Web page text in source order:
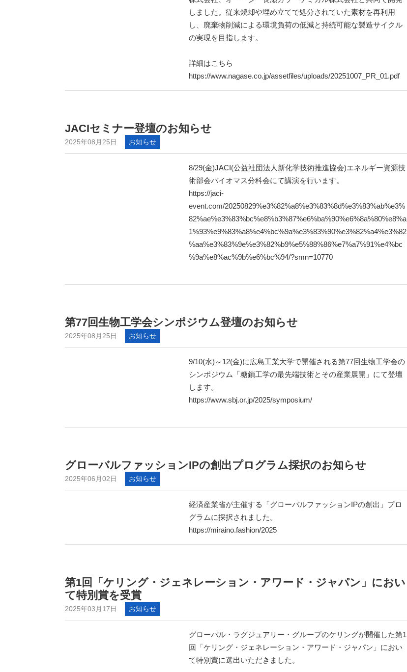
しました。従来焼却や埋め立てで処分されていた素材を再利用
し、廃棄物削減による環境負荷の低減と持続可能な製造サイクル
の実現を目指します。
詳細はこちら
https://www.nagase.co.jp/assetfiles/uploads/20251007_PR_01.pdf
JACIセミナー登壇のお知らせ
2025年08月25日 お知らせ
8/29(金)JACI(公益社団法人新化学技術推進協会)エネルギー資源技
術部会バイオマス分科会にて講演を行います。
https://jaci-
event.com/20250829%e3%82%a8%e3%83%8d%e3%83%ab%e3%
82%ae%e3%83%bc%e8%b3%87%e6%ba%90%e6%8a%80%e8%a
1%93%e9%83%a8%e4%bc%9a%e3%83%90%e3%82%a4%e3%82
%aa%e3%83%9e%e3%82%b9%e5%88%86%e7%a7%91%e4%bc
%9a%e8%ac%9b%e6%bc%94/?smn=10770
第77回生物工学会シンポジウム登壇のお知らせ
2025年08月25日 お知らせ
9/10(水)～12(金)に広島工業大学で開催される第77回生物工学会の
シンポジウム「糖鎖工学の最先端技術とその産業展開」にて登壇
します。
https://www.sbj.or.jp/2025/symposium/
グローバルファッションIPの創出プログラム採択のお知らせ
2025年06月02日 お知らせ
経済産業省が主催する「グローバルファッションIPの創出」プロ
グラムに採択されました。
https://miraino.fashion/2025
第1回「ケリング・ジェネレーション・アワード・ジャパン」におい
て特別賞を受賞
2025年03月17日 お知らせ
グローバル・ラグジュアリー・グループのケリングが開催した第1
回「ケリング・ジェネレーション・アワード・ジャパン」におい
て特別賞に選出いただきました。